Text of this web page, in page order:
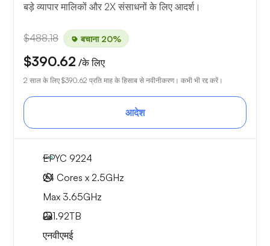
बड़े व्यापार मालिकों और 2X संसाधनों के लिए आदर्श।
$488.18 बचाना 20%
$390.62 /के लिए
2 साल के लिए $390.62 प्रति माह के हिसाब से नवीनीकरण। कभी भी रद्द करें।
आदेश
EPYC 9224
24 Cores x 2.5GHz
Max 3.65GHz
2x1.92TB
एनवीएमई